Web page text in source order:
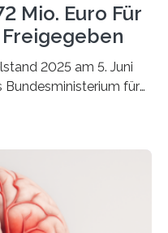
Mio. Euro Für
2025 am 5. Juni
Bundesministerium für
in
freigegeben – unter
Industrielle
Zentrales